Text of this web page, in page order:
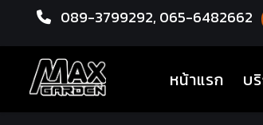
089-3799292, 065-6482662
หน้าแรก บ
หน้าแรก อะไหล่ช่วงล่าง